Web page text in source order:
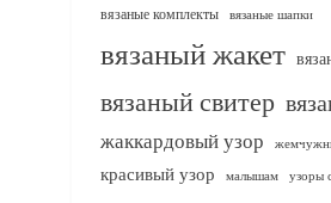
вязаные комплекты
вязаные шапки
вязаный жакет
вязаный свитер
жаккардовый узор
красивый узор малышам узоры